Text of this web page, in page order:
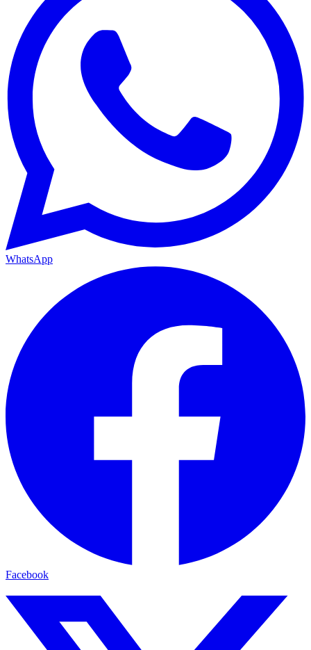
WhatsApp
Facebook